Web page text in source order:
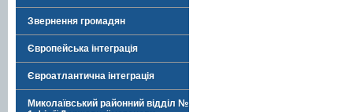
Звернення громадян
Європейська інтеграція
Євроатлантична інтеграція
Миколаївський районний відділ №